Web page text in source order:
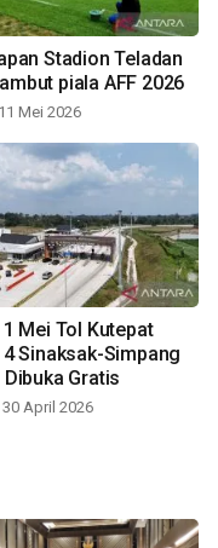
Stadion Teladan
piala AFF 2026
Mei 2026
Mei Tol Kutepat
Sinaksak-Simpang
Dibuka Gratis
April 2026